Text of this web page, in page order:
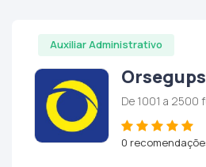
Auxiliar Administrativo
Orsegups
De 1001 a 2500
0